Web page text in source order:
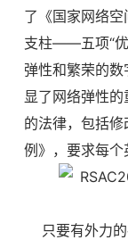
了《国家网络
支柱——五项“优
弹性和繁荣的
显了网络弹性
的法律，包括
例》，要求每个
只要有外力的